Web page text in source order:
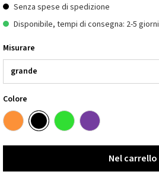
Senza spese di spedizione
Disponibile, tempi di consegna: 2-5 giorni
Misurare
Colore
Nel carrello
Nel carrello